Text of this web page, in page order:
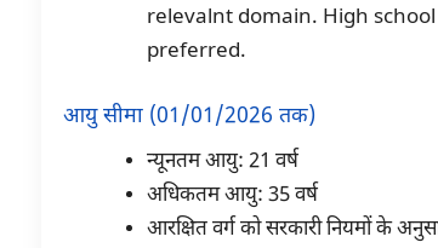
relevalnt domain. High
preferred.
आयु सीमा (01/01/2026 तक)
न्यूनतम आयु: 21 वर्ष
अधिकतम आयु: 35 वर्ष
आरक्षित वर्ग को सरकारी नियमों के